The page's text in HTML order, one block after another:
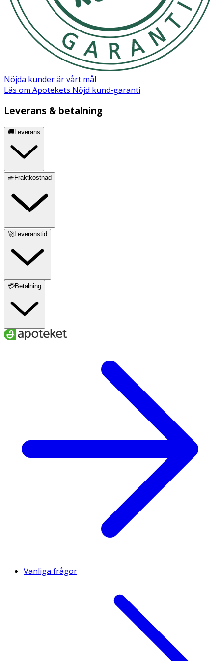
Nöjda kunder är vårt mål
Läs om Apotekets Nöjd kund-garanti
Leverans & betalning
🚚Leverans
🧺Fraktkostnad
🚀Leveranstid
💳Betalning
Vanliga frågor